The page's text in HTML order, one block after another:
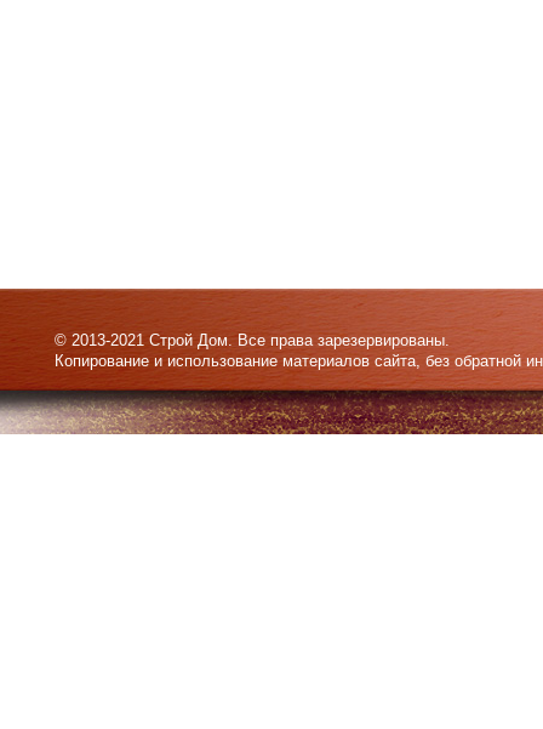
© 2013-2021 Строй Дом. Все права зарезервированы.
Копирование и использование материалов сайта, без обратной